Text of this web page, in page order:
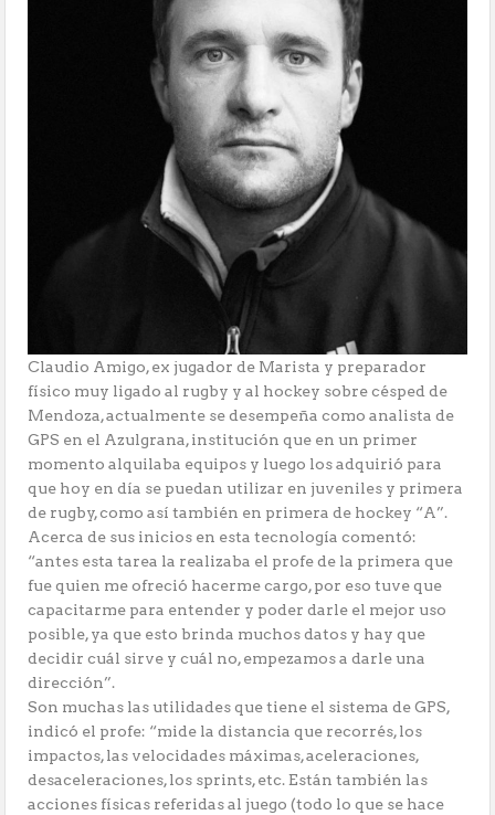
Claudio Amigo, ex jugador de Marista y preparador
físico muy ligado al rugby y al hockey sobre césped de
Mendoza, actualmente se desempeña como analista de
GPS en el Azulgrana, institución que en un primer
momento alquilaba equipos y luego los adquirió para
que hoy en día se puedan utilizar en juveniles y primera
de rugby, como así también en primera de hockey “A”.
Acerca de sus inicios en esta tecnología comentó:
“antes esta tarea la realizaba el profe de la primera que
fue quien me ofreció hacerme cargo, por eso tuve que
capacitarme para entender y poder darle el mejor uso
posible, ya que esto brinda muchos datos y hay que
decidir cuál sirve y cuál no, empezamos a darle una
dirección”.
Son muchas las utilidades que tiene el sistema de GPS,
indicó el profe: “mide la distancia que recorrés, los
impactos, las velocidades máximas, aceleraciones,
desaceleraciones, los sprints, etc. Están también las
acciones físicas referidas al juego (todo lo que se hace